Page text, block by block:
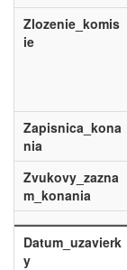
Zlozenie_komis
ie
Zapisnica_kona
nia
Zvukovy_zazna
m_konania
Datum_uzavierk
y